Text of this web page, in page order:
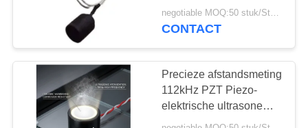
400PF van PZT voor
Anemometer
negotiable MOQ:50 stuk/Stukken
CONTACT
Precieze afstandsmeting
112kHz PZT Piezo-
elektrische ultrasone
omvormer voor detectie